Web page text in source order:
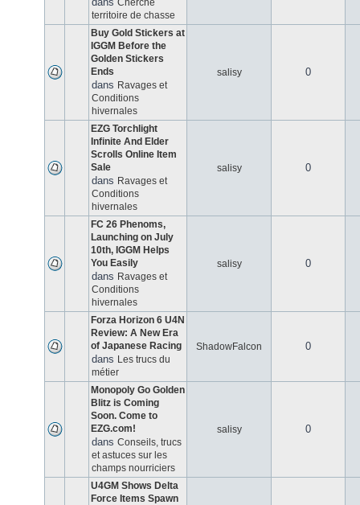
Cherche
territoire de chasse
Buy Gold Stickers at
IGGM Before the
Golden Stickers
Ends
dans Ravages et
Conditions
hivernales
salisy 0
EZG Torchlight
Infinite And Elder
Scrolls Online Item
Sale
dans Ravages et
Conditions
hivernales
salisy 0
FC 26 Phenoms,
Launching on July
10th, IGGM Helps
You Easily
dans Ravages et
Conditions
hivernales
salisy 0
Forza Horizon 6 U4N
Review: A New Era
of Japanese Racing
dans Les trucs du
métier
ShadowFalcon 0
Monopoly Go Golden
Blitz is Coming
Soon. Come to
EZG.com!
dans Conseils, trucs
et astuces sur les
champs nourriciers
salisy 0
U4GM Shows Delta
Force Items Spawn